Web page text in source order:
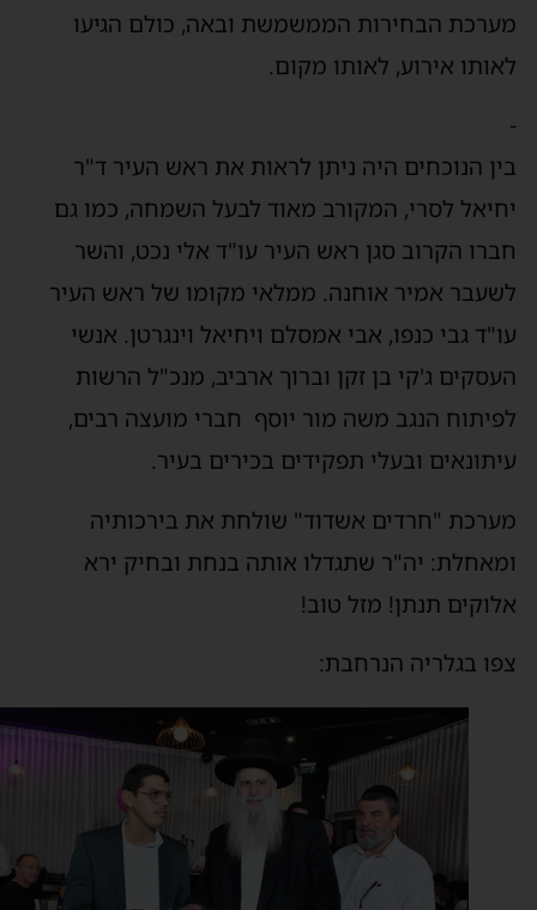
הבחירות הממשמשת ובאה, כולם הגיעו
אירוע, לאותו מקום.
הנוכחים היה ניתן לראות את ראש העיר ד"ר
לסרי, המקורב מאוד לבעל השמחה, כמו גם
הקרוב סגן ראש העיר עו"ד אלי נכט, והשר
אמיר אוחנה. ממלאי מקומו של ראש העיר
גבי כנפו, אבי אמסלם ויחיאל וינגרטן. אנשי
ג'קי בן זקן וברוך ארביב, מנכ"ל הרשות
הנגב משה מור יוסף חברי מועצה רבים,
ובעלי תפקידים בכירים בעיר.
"חרדים אשדוד" שולחת את בירכותיה
יה"ר שתגדלו אותה בנחת ובחיק ירא
תנתן! מזל טוב!
בגלריה הנרחבת: